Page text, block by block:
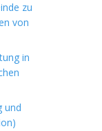
zu
von
in
und